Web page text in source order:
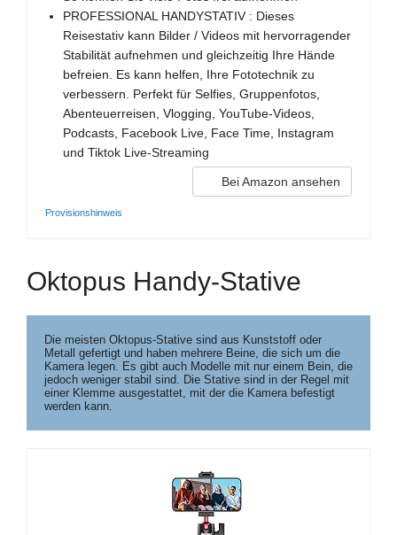
PROFESSIONAL HANDYSTATIV : Dieses
Reisestativ kann Bilder / Videos mit hervorragender
Stabilität aufnehmen und gleichzeitig Ihre Hände
befreien. Es kann helfen, Ihre Fototechnik zu
verbessern. Perfekt für Selfies, Gruppenfotos,
Abenteuerreisen, Vlogging, YouTube-Videos,
Podcasts, Facebook Live, Face Time, Instagram
und Tiktok Live-Streaming
Bei Amazon ansehen
Provisionshinweis
Oktopus Handy-Stative
Die meisten Oktopus-Stative sind aus Kunststoff oder
Metall gefertigt und haben mehrere Beine, die sich um die
Kamera legen. Es gibt auch Modelle mit nur einem Bein, die
jedoch weniger stabil sind. Die Stative sind in der Regel mit
einer Klemme ausgestattet, mit der die Kamera befestigt
werden kann.